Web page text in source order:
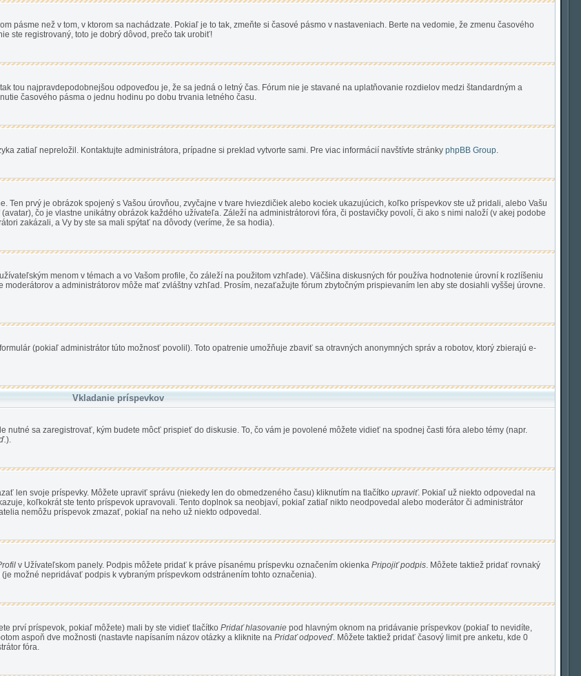
pásme než v tom, v ktorom sa nachádzate. Pokiaľ je to tak, zmeňte si časové pásmo v nastaveniach. Berte na vedomie, že zmenu časového
ste registrovaný, toto je dobrý dôvod, prečo tak urobiť!
tou najpravdepodobnejšou odpoveďou je, že sa jedná o letný čas. Fórum nie je stavané na uplatňovanie rozdielov medzi štandardným a
časového pásma o jednu hodinu po dobu trvania letného času.
zatiaľ nepreložil. Kontaktujte administrátora, prípadne si preklad vytvorte sami. Pre viac informácií navštívte stránky phpBB Group.
Ten prvý je obrázok spojený s Vašou úrovňou, zvyčajne v tvare hviezdičiek alebo kociek ukazujúcich, koľko príspevkov ste už pridali, alebo Vašu
čo je vlastne unikátny obrázok každého užívateľa. Záleží na administrátorovi fóra, či postavičky povolí, či ako s nimi naloží (v akej podobe
zakázali, a Vy by ste sa mali spýtať na dôvody (veríme, že sa hodia).
menom v témach a vo Vašom profile, čo záleží na použitom vzhľade). Väčšina diskusných fór používa hodnotenie úrovní k rozlíšeniu
a administrátorov môže mať zvláštny vzhľad. Prosím, nezaťažujte fórum zbytočným prispievaním len aby ste dosiahli vyššej úrovne.
(pokiaľ administrátor túto možnosť povolil). Toto opatrenie umožňuje zbaviť sa otravných anonymných správ a robotov, ktorý zbierajú e-
Vkladanie príspevkov
sa zaregistrovať, kým budete môcť prispieť do diskusie. To, čo vám je povolené môžete vidieť na spodnej časti fóra alebo témy (napr.
).
len svoje príspevky. Môžete upraviť správu (niekedy len do obmedzeného času) kliknutím na tlačítko upraviť. Pokiaľ už niekto odpovedal na
koľkokrát ste tento príspevok upravovali. Tento doplnok sa neobjaví, pokiaľ zatiaľ nikto neodpovedal alebo moderátor či administrátor
nemôžu príspevok zmazať, pokiaľ na neho už niekto odpovedal.
v Užívateľskom panely. Podpis môžete pridať k práve písanému príspevku označením okienka Pripojiť podpis. Môžete taktiež pridať rovnaký
možné nepridávať podpis k vybraným príspevkom odstránením tohto označenia).
prví príspevok, pokiaľ môžete) mali by ste vidieť tlačítko Pridať hlasovanie pod hlavným oknom na pridávanie príspevkov (pokiaľ to nevidíte,
aspoň dve možnosti (nastavte napísaním názov otázky a kliknite na Pridať odpoveď. Môžete taktiež pridať časový limit pre anketu, kde 0
fóra.